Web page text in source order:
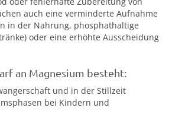
auch eine verminderte Aufnahme
in der Nahrung, phosphathaltige
oder eine erhöhte Ausscheidung
an Magnesium besteht:
und in der Stillzeit
bei Kindern und